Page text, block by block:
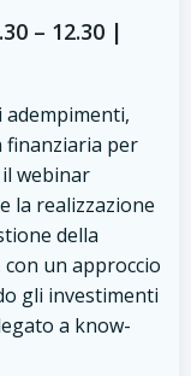
– 12.30 |
finanziaria per
webinar
la realizzazione
della
con un approccio
gli investimenti
a know-